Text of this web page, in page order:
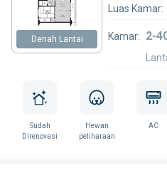
Denah Lantai
Luas Kamar:
Kamar: 2-
Sudah
Direnovasi
Hewan
peliharaan
AC